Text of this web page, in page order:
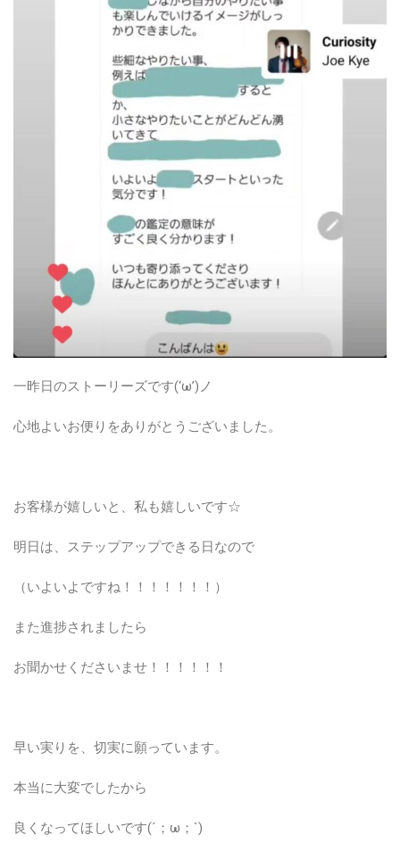
一昨日のストーリーズです(‘ω’)ノ
心地よいお便りをありがとうございました。
お客様が嬉しいと、私も嬉しいです☆
明日は、ステップアップできる日なので
（いよいよですね！！！！！！！）
また進捗されましたら
お聞かせくださいませ！！！！！！
早い実りを、切実に願っています。
本当に大変でしたから
良くなってほしいです(´；ω；`)